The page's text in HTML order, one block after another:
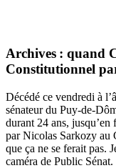
Archives : quand
Constitutionnel
Décédé ce vendredi à
sénateur du Puy-de-
durant 24 ans,
par Nicolas Sarkozy au
que ça ne se ferait pas.
caméra de Public Sénat.